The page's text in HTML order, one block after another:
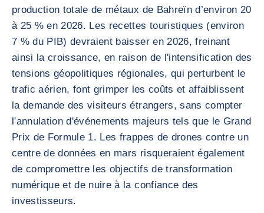
production totale de métaux de Bahreïn d’environ 20
à 25 % en 2026. Les recettes touristiques (environ
7 % du PIB) devraient baisser en 2026, freinant
ainsi la croissance, en raison de l'intensification des
tensions géopolitiques régionales, qui perturbent le
trafic aérien, font grimper les coûts et affaiblissent
la demande des visiteurs étrangers, sans compter
l'annulation d'événements majeurs tels que le Grand
Prix de Formule 1. Les frappes de drones contre un
centre de données en mars risqueraient également
de compromettre les objectifs de transformation
numérique et de nuire à la confiance des
investisseurs.